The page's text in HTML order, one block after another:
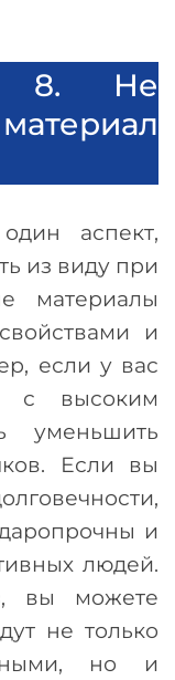
Не
аспект,
из виду при
материалы
и
если у вас
с высоким
уменьшить
Если вы
и
людей.
вы можете
не только
но и